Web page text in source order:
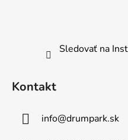
Sledovať na
Kontakt
info@drumpark.sk